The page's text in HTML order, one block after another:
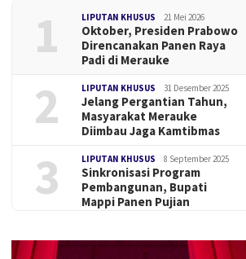
1 LIPUTAN KHUSUS 21 Mei 2026
Oktober, Presiden Prabowo
Direncanakan Panen Raya
Padi di Merauke
2 LIPUTAN KHUSUS 31 Desember 2025
Jelang Pergantian Tahun,
Masyarakat Merauke
Diimbau Jaga Kamtibmas
3 LIPUTAN KHUSUS 8 September 2025
Sinkronisasi Program
Pembangunan, Bupati
Mappi Panen Pujian